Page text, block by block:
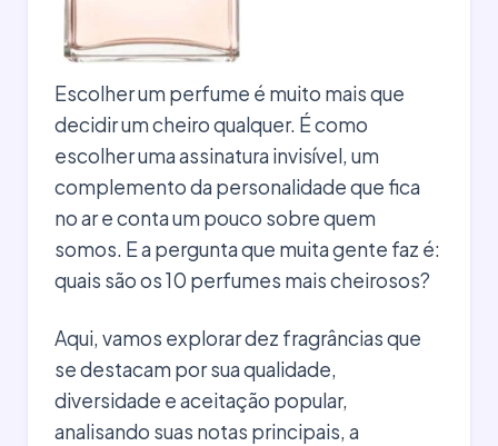
Escolher um perfume é muito mais que
decidir um cheiro qualquer. É como
escolher uma assinatura invisível, um
complemento da personalidade que fica
no ar e conta um pouco sobre quem
somos. E a pergunta que muita gente faz é:
quais são os 10 perfumes mais cheirosos?
Aqui, vamos explorar dez fragrâncias que
se destacam por sua qualidade,
diversidade e aceitação popular,
analisando suas notas principais, a